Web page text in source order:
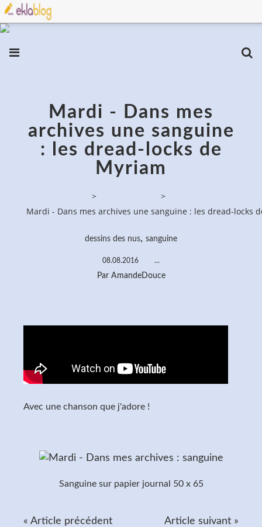
Mardi - Dans mes
archives une sanguine
: les dread-locks de
Myriam
>
>
Mardi - Dans mes archives une sanguine : les dread-locks
dessins des nus, sanguine
08.08.2016 …
Par AmandeDouce
Avec une chanson que j'adore !
Sanguine sur papier journal 50 x 65
« Article précédent Article suivant »